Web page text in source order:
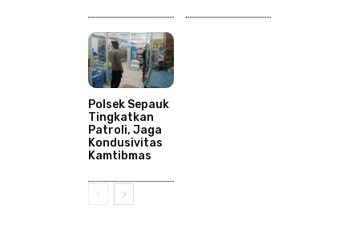
Polsek Sepauk
Tingkatkan
Patroli, Jaga
Kondusivitas
Kamtibmas